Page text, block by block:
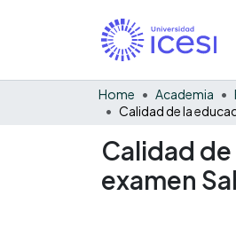
Home Academia
Calidad
examen